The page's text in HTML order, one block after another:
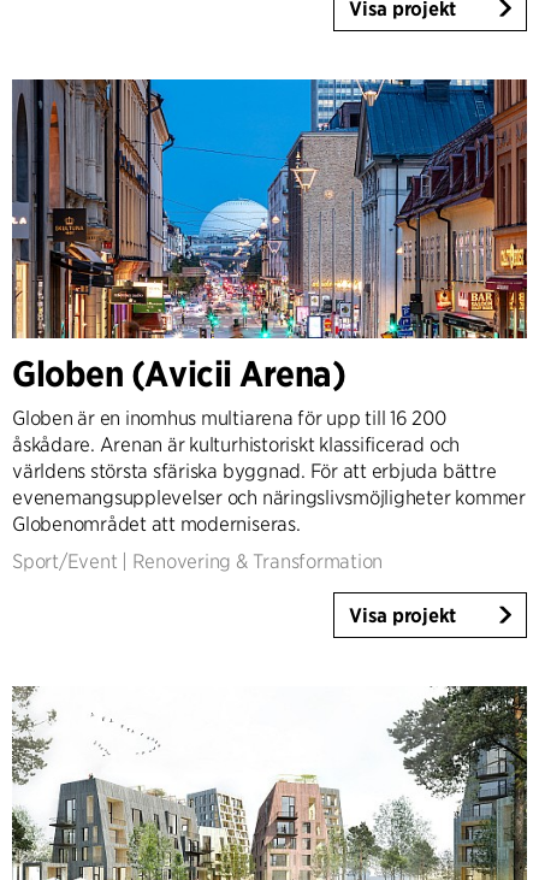
Visa projekt
Globen (Avicii Arena)
Globen är en inomhus multiarena för upp till 16 200
åskådare. Arenan är kulturhistoriskt klassificerad och
världens största sfäriska byggnad. För att erbjuda bättre
evenemangsupplevelser och näringslivsmöjligheter kommer
Globenområdet att moderniseras.
Sport/Event
Renovering & Transformation
Visa projekt